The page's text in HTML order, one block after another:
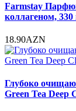
Farmstay
коллагеном,
18.90AZN
Глубоко
Green Tea Deep